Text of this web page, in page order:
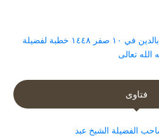
الخطوات العملية في الكمال بالدين في ١٠ صفر ١٤٤٨ خطبة لفضيلة
الله تعالى
فتاوى
الفضيلة الشيخ عبد